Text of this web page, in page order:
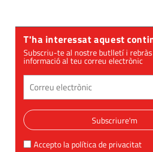
T'ha interessat aquest
Subscriu-te al nostre butlletí i
informació al teu correu electrònic
Subscriure'm
Accepto la política de privacitat